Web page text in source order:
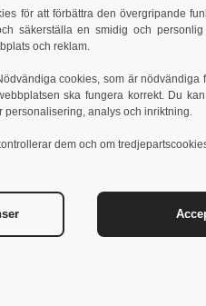
45.16 kr55.14 kr
LIGHTY Unisex-mössa
+8 Färger
Lägg till i Varukorgen
för att förbättra den övergripande
säkerställa en smidig och
och reklam.
cookies, som är nödvändiga
ska fungera korrekt. Du
personalisering, analys och inriktning.
dem och om